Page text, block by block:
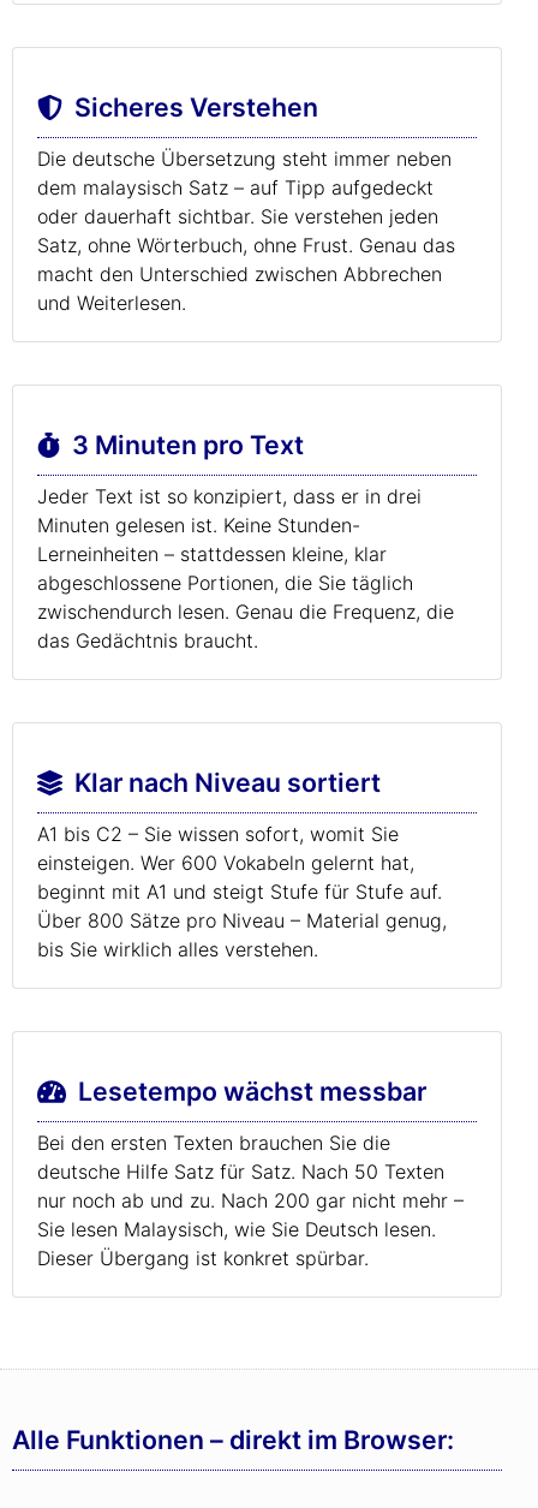
Sicheres Verstehen
Die deutsche Übersetzung steht immer neben
dem malaysisch Satz – auf Tipp aufgedeckt
oder dauerhaft sichtbar. Sie verstehen jeden
Satz, ohne Wörterbuch, ohne Frust. Genau das
macht den Unterschied zwischen Abbrechen
und Weiterlesen.
3 Minuten pro Text
Jeder Text ist so konzipiert, dass er in drei
Minuten gelesen ist. Keine Stunden-
Lerneinheiten – stattdessen kleine, klar
abgeschlossene Portionen, die Sie täglich
zwischendurch lesen. Genau die Frequenz, die
das Gedächtnis braucht.
Klar nach Niveau sortiert
A1 bis C2 – Sie wissen sofort, womit Sie
einsteigen. Wer 600 Vokabeln gelernt hat,
beginnt mit A1 und steigt Stufe für Stufe auf.
Über 800 Sätze pro Niveau – Material genug,
bis Sie wirklich alles verstehen.
Lesetempo wächst messbar
Bei den ersten Texten brauchen Sie die
deutsche Hilfe Satz für Satz. Nach 50 Texten
nur noch ab und zu. Nach 200 gar nicht mehr –
Sie lesen Malaysisch, wie Sie Deutsch lesen.
Dieser Übergang ist konkret spürbar.
Alle Funktionen – direkt im Browser: